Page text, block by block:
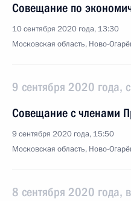
Совещание по
10 сентября 2020 года, 13:30
Московская область, Ново-
9 сентября 2020 года,
Совещание с членами
9 сентября 2020 года, 15:50
Московская область, Ново-
8 сентября 2020 года,